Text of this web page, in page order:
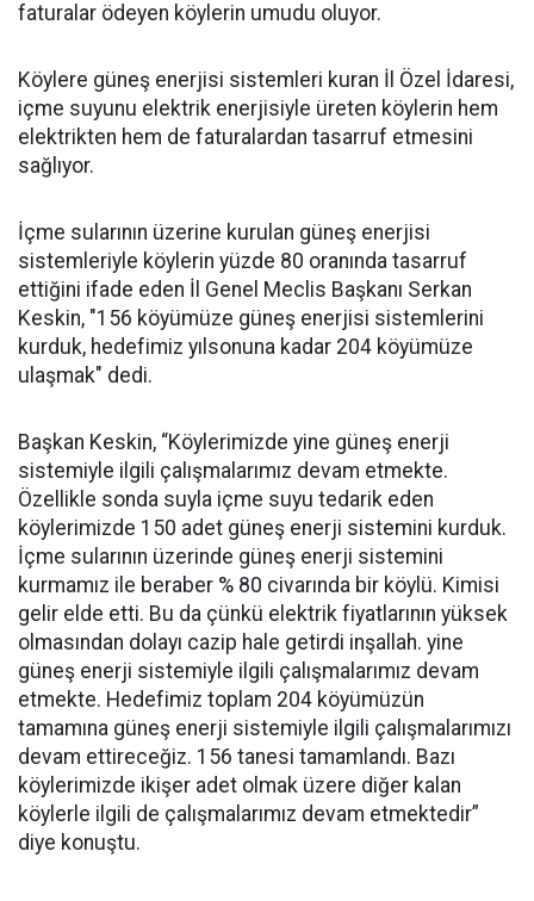
faturalar ödeyen köylerin umudu oluyor.
Köylere güneş enerjisi sistemleri kuran İl Özel İdaresi,
içme suyunu elektrik enerjisiyle üreten köylerin hem
elektrikten hem de faturalardan tasarruf etmesini
sağlıyor.
İçme sularının üzerine kurulan güneş enerjisi
sistemleriyle köylerin yüzde 80 oranında tasarruf
ettiğini ifade eden İl Genel Meclis Başkanı Serkan
Keskin, "156 köyümüze güneş enerjisi sistemlerini
kurduk, hedefimiz yılsonuna kadar 204 köyümüze
ulaşmak" dedi.
Başkan Keskin, “Köylerimizde yine güneş enerji
sistemiyle ilgili çalışmalarımız devam etmekte.
Özellikle sonda suyla içme suyu tedarik eden
köylerimizde 150 adet güneş enerji sistemini kurduk.
İçme sularının üzerinde güneş enerji sistemini
kurmamız ile beraber % 80 civarında bir köylü. Kimisi
gelir elde etti. Bu da çünkü elektrik fiyatlarının yüksek
olmasından dolayı cazip hale getirdi inşallah. yine
güneş enerji sistemiyle ilgili çalışmalarımız devam
etmekte. Hedefimiz toplam 204 köyümüzün
tamamına güneş enerji sistemiyle ilgili çalışmalarımızı
devam ettireceğiz. 156 tanesi tamamlandı. Bazı
köylerimizde ikişer adet olmak üzere diğer kalan
köylerle ilgili de çalışmalarımız devam etmektedir”
diye konuştu.